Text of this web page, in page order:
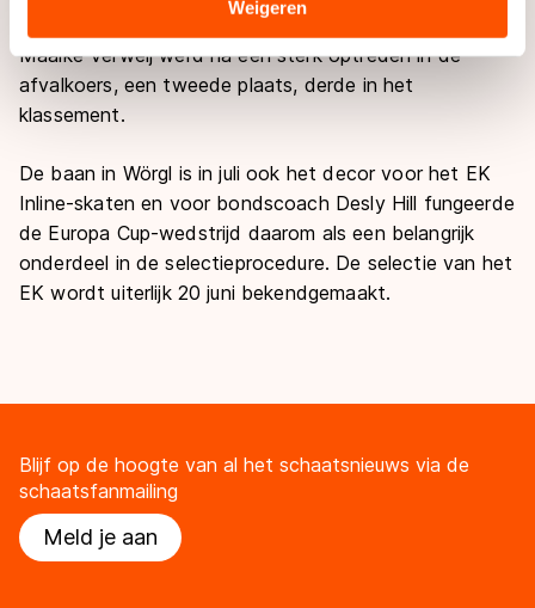
Sommige partners kunnen gegevens doorgeven aan
landen buiten de EU, zoals de VS, waar mogelijk geen
adequaat beschermingsniveau geldt volgens de GDPR.
Door op ‘Toestaan’ te klikken, stemt u in met deze
overdracht. Meer informatie vindt u in ons
Weigeren
Maaike Verweij werd na een sterk optreden in de
afvalkoers, een tweede plaats, derde in het
klassement.
De baan in Wörgl is in juli ook het decor voor het EK
Inline-skaten en voor bondscoach Desly Hill fungeerde
de Europa Cup-wedstrijd daarom als een belangrijk
onderdeel in de selectieprocedure. De selectie van het
EK wordt uiterlijk 20 juni bekendgemaakt.
Blijf op de hoogte van al het schaatsnieuws via de
schaatsfanmailing
Meld je aan